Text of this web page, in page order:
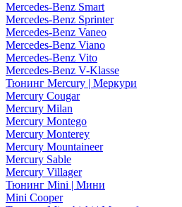
Mercedes-Benz Smart
Mercedes-Benz Sprinter
Mercedes-Benz Vaneo
Mercedes-Benz Viano
Mercedes-Benz Vito
Mercedes-Benz V-Klasse
Тюнинг Mercury | Меркури
Mercury Cougar
Mercury Milan
Mercury Montego
Mercury Monterey
Mercury Mountaineer
Mercury Sable
Mercury Villager
Тюнинг Mini | Мини
Mini Cooper